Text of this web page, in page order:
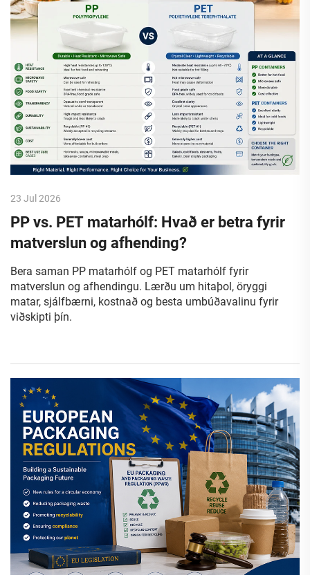
23 Jul 2026
PP vs. PET matarhólf: Hvað er betra fyrir
matverslun og afhending?
Bera saman PP matarhólf og PET matarhólf fyrir
matverslun og afhendingu. Lærðu um hitaþol, öryggi
matar, sjálfbærni, kostnað og besta umbúðavalinu fyrir
viðskipti þín.